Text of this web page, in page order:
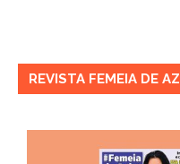
REVISTA FEMEIA DE AZI